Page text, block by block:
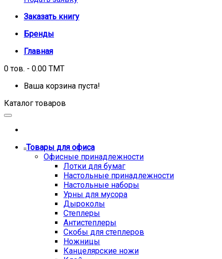
Заказать книгу
Бренды
Главная
0 тов. - 0.00 TMT
Ваша корзина пуста!
Каталог товаров
Товары для офиса
Офисные принадлежности
Лотки для бумаг
Настольные принадлежности
Настольные наборы
Урны для мусора
Дыроколы
Степлеры
Антистеплеры
Скобы для степлеров
Ножницы
Канцелярские ножи